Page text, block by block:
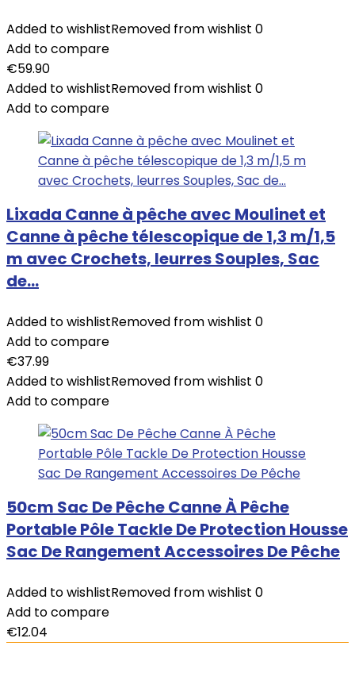
Added to wishlistRemoved from wishlist 0
Add to compare
€59.90
Added to wishlistRemoved from wishlist 0
Add to compare
Lixada Canne à pêche avec Moulinet et
Canne à pêche télescopique de 1,3 m/1,5
m avec Crochets, leurres Souples, Sac
de…
Added to wishlistRemoved from wishlist 0
Add to compare
€37.99
Added to wishlistRemoved from wishlist 0
Add to compare
50cm Sac De Pêche Canne À Pêche
Portable Pôle Tackle De Protection Housse
Sac De Rangement Accessoires De Pêche
Added to wishlistRemoved from wishlist 0
Add to compare
€12.04